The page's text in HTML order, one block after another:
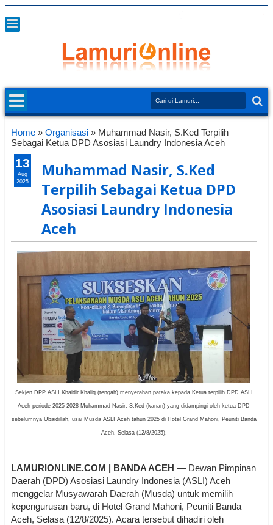
Home » Organisasi » Muhammad Nasir, S.Ked Terpilih
Sebagai Ketua DPD Asosiasi Laundry Indonesia Aceh
Muhammad Nasir, S.Ked
Terpilih Sebagai Ketua DPD
Asosiasi Laundry Indonesia
Aceh
Sekjen DPP ASLI Khaidir Khaliq (tengah) menyerahan pataka kepada Ketua terpilih DPD ASLI
Aceh periode 2025-2028 Muhammad Nasir, S.Ked (kanan) yang didampingi oleh ketua DPD
sebelumnya Ubaidillah, usai Musda ASLI Aceh tahun 2025 di Hotel Grand Mahoni, Peuniti Banda
Aceh, Selasa (12/8/2025).
LAMURIONLINE.COM | BANDA ACEH — Dewan Pimpinan
Daerah (DPD) Asosiasi Laundry Indonesia (ASLI) Aceh
menggelar Musyawarah Daerah (Musda) untuk memilih
kepengurusan baru, di Hotel Grand Mahoni, Peuniti Banda
Aceh, Selasa (12/8/2025). Acara tersebut dihadiri oleh
13
Aug
2025